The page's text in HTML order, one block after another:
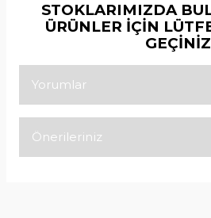
STOKLARIMIZDA
ÜRÜNLER İÇİN
GEÇİNİZ
Yorumlar
Önerileriniz